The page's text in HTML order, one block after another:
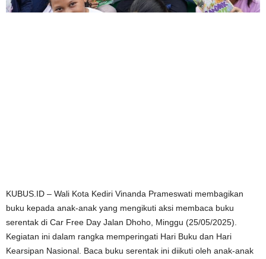
KUBUS.ID – Wali Kota Kediri Vinanda Prameswati membagikan
buku kepada anak-anak yang mengikuti aksi membaca buku
serentak di Car Free Day Jalan Dhoho, Minggu (25/05/2025).
Kegiatan ini dalam rangka memperingati Hari Buku dan Hari
Kearsipan Nasional. Baca buku serentak ini diikuti oleh anak-anak